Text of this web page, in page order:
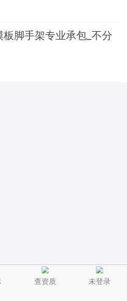
脚手架专业承包_不分
查资质 未登录